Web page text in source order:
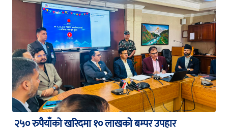
२५० रुपैयाँको खरिदमा १० लाखको बम्पर उपहार